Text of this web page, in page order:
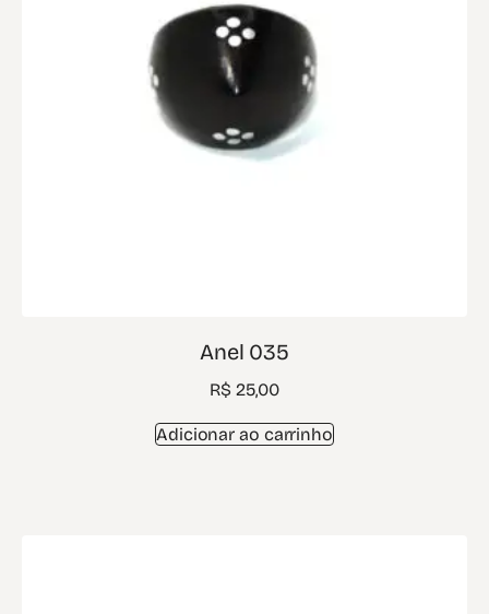
Anel 035
R$ 25,00
Adicionar ao carrinho